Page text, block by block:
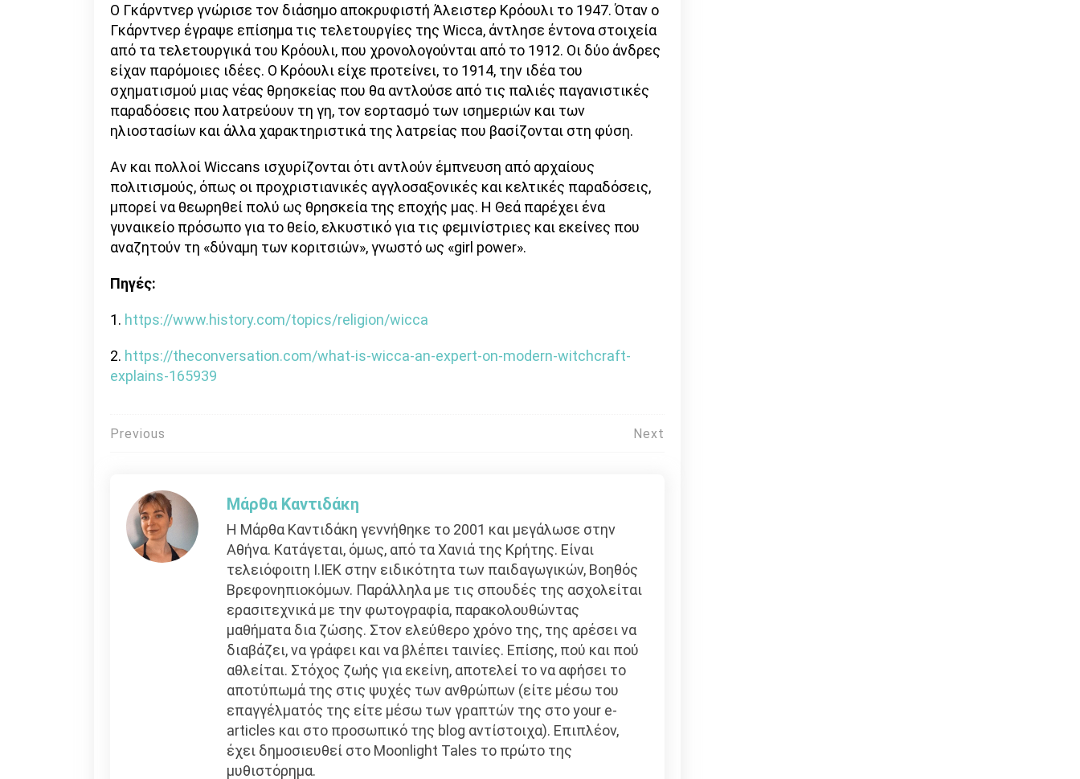
Ο Γκάρντνερ γνώρισε τον διάσημο αποκρυφιστή Άλειστερ Κρόουλι το 1947. Όταν ο
Γκάρντνερ έγραψε επίσημα τις τελετουργίες της Wicca, άντλησε έντονα στοιχεία
από τα τελετουργικά του Κρόουλι, που χρονολογούνται από το 1912. Οι δύο άνδρες
είχαν παρόμοιες ιδέες. Ο Κρόουλι είχε προτείνει, το 1914, την ιδέα του
σχηματισμού μιας νέας θρησκείας που θα αντλούσε από τις παλιές παγανιστικές
παραδόσεις που λατρεύουν τη γη, τον εορτασμό των ισημεριών και των
ηλιοστασίων και άλλα χαρακτηριστικά της λατρείας που βασίζονται στη φύση.
Αν και πολλοί Wiccans ισχυρίζονται ότι αντλούν έμπνευση από αρχαίους
πολιτισμούς, όπως οι προχριστιανικές αγγλοσαξονικές και κελτικές παραδόσεις,
μπορεί να θεωρηθεί πολύ ως θρησκεία της εποχής μας. Η Θεά παρέχει ένα
γυναικείο πρόσωπο για το θείο, ελκυστικό για τις φεμινίστριες και εκείνες που
αναζητούν τη «δύναμη των κοριτσιών», γνωστό ως «girl power».
Πηγές:
1. https://www.history.com/topics/religion/wicca
2. https://theconversation.com/what-is-wicca-an-expert-on-modern-witchcraft-
explains-165939
Πλοήγηση
Previous Next
Μάρθα Καντιδάκη
Η Μάρθα Καντιδάκη γεννήθηκε το 2001 και μεγάλωσε στην
Αθήνα. Κατάγεται, όμως, από τα Χανιά της Κρήτης. Είναι
τελειόφοιτη Ι.ΙΕΚ στην ειδικότητα των παιδαγωγικών, Βοηθός
Βρεφονηπιοκόμων. Παράλληλα με τις σπουδές της ασχολείται
ερασιτεχνικά με την φωτογραφία, παρακολουθώντας
μαθήματα δια ζώσης. Στον ελεύθερο χρόνο της, της αρέσει να
διαβάζει, να γράφει και να βλέπει ταινίες. Επίσης, πού και πού
αθλείται. Στόχος ζωής για εκείνη, αποτελεί το να αφήσει το
αποτύπωμά της στις ψυχές των ανθρώπων (είτε μέσω του
επαγγέλματός της είτε μέσω των γραπτών της στο your e-
articles και στο προσωπικό της blog αντίστοιχα). Επιπλέον,
έχει δημοσιευθεί στο Moonlight Tales το πρώτο της
μυθιστόρημα.